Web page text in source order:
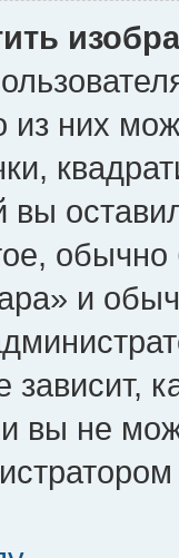
них
вы
и
зависит,
вы не